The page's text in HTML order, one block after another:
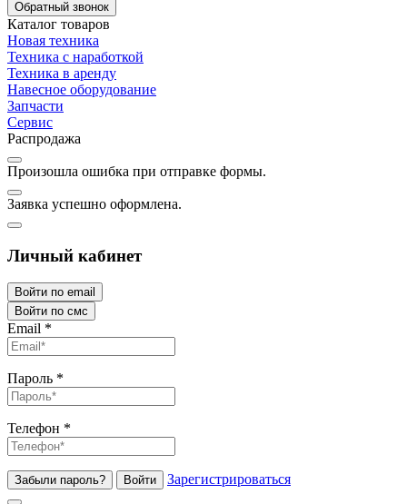
Обратный звонок
Каталог товаров
Новая техника
Техника с наработкой
Техника в аренду
Навесное оборудование
Запчасти
Сервис
Распродажа
Произошла ошибка при отправке формы.
Заявка успешно оформлена.
Личный кабинет
Войти по email
Войти по смс
Email *
Пароль *
Телефон *
Забыли пароль? Войти Зарегистрироваться